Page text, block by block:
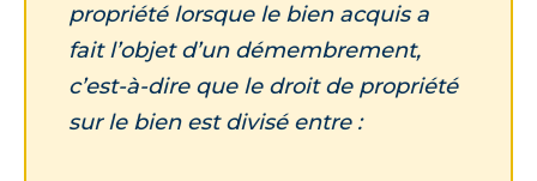
propriété lorsque le bien acquis a
fait l’objet d’un démembrement,
c’est-à-dire que le droit de propriété
sur le bien est divisé entre :